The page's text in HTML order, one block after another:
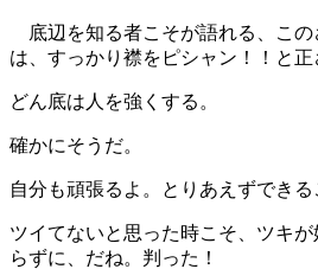
底辺を知る者こそが語れる、この
は、すっかり襟をピシャン！！と
どん底は人を強くする。
確かにそうだ。
自分も頑張るよ。とりあえずできる
ツイてないと思った時こそ、ツキ
らずに、だね。判った！